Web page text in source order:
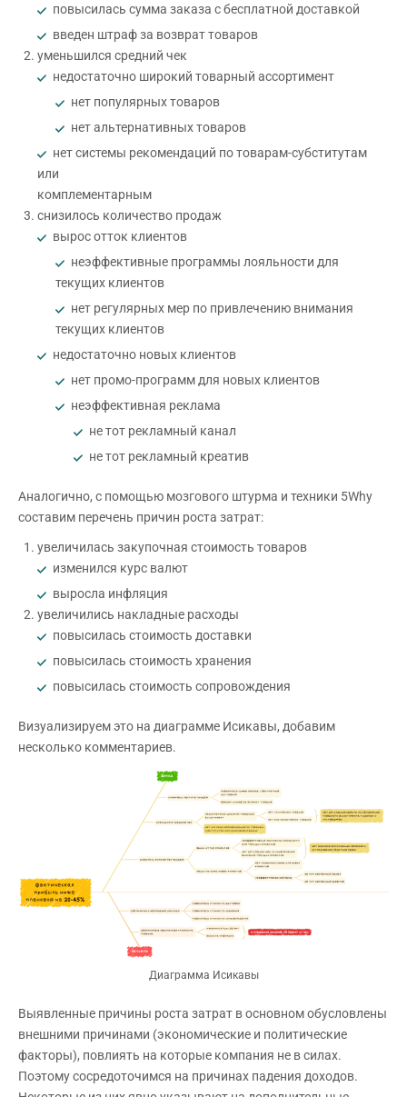
повысилась сумма заказа с бесплатной доставкой
введен штраф за возврат товаров
уменьшился средний чек
недостаточно широкий товарный ассортимент
нет популярных товаров
нет альтернативных товаров
нет системы рекомендаций по товарам-субститутам
или
комплементарным
снизилось количество продаж
вырос отток клиентов
неэффективные программы лояльности для
текущих клиентов
нет регулярных мер по привлечению внимания
текущих клиентов
недостаточно новых клиентов
нет промо-программ для новых клиентов
неэффективная реклама
не тот рекламный канал
не тот рекламный креатив
Аналогично, с помощью мозгового штурма и техники 5Why
составим перечень причин роста затрат:
увеличилась закупочная стоимость товаров
изменился курс валют
выросла инфляция
увеличились накладные расходы
повысилась стоимость доставки
повысилась стоимость хранения
повысилась стоимость сопровождения
Визуализируем это на диаграмме Исикавы, добавим
несколько комментариев.
Диаграмма Исикавы
Выявленные причины роста затрат в основном обусловлены
внешними причинами (экономические и политические
факторы), повлиять на которые компания не в силах.
Поэтому сосредоточимся на причинах падения доходов.